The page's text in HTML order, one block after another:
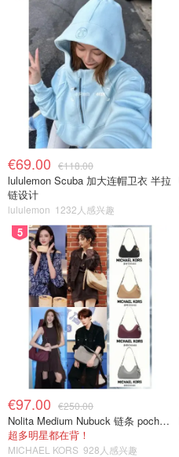
€69.00 €118.00
lululemon Scuba 加大连帽卫衣 半拉
链设计
lululemon 1232人感兴趣
5
€97.00 €250.00
Nolita Medium Nubuck 链条 pochette
超多明星都在背！
MICHAEL KORS 928人感兴趣